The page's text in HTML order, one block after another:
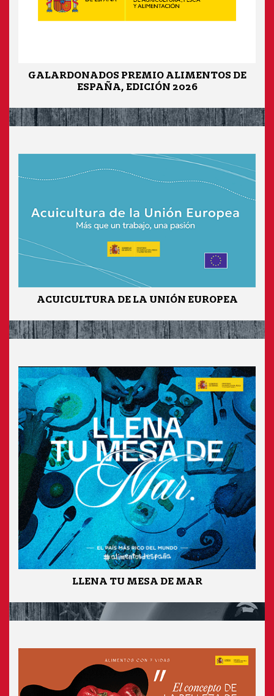
GALARDONADOS PREMIO ALIMENTOS DE
ESPAÑA, EDICIÓN 2026
ACUICULTURA DE LA UNIÓN EUROPEA
LLENA TU MESA DE MAR